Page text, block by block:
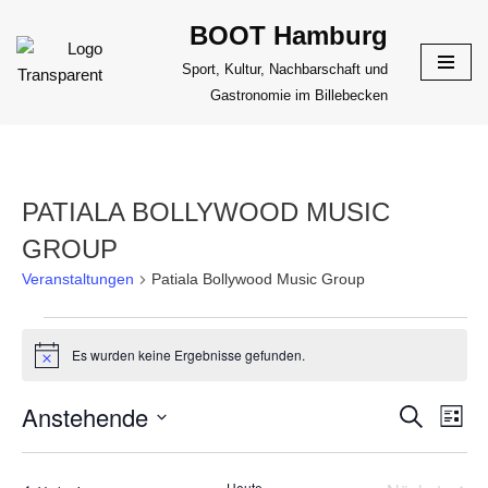
Zum
Inhalt
BOOT Hamburg
Sport, Kultur, Nachbarschaft und
Gastronomie im Billebecken
PATIALA BOLLYWOOD MUSIC
GROUP
Veranstaltungen Patiala Bollywood Music Group
HinweisEs wurden keine Ergebnisse gefunden.
SUCHE
Suche
Liste
Anstehende